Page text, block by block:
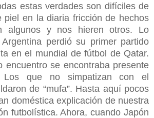
estas verdades son difíciles de
piel en la diaria fricción de hechos
algunos y nos hieren otros. Lo
perdió su primer partido
en el mundial de fútbol de Qatar.
encuentro se encontraba presente
Los que no simpatizan con el
de “mufa”. Hasta aquí pocos
doméstica explicación de nuestra
futbolística. Ahora, cuando Japón